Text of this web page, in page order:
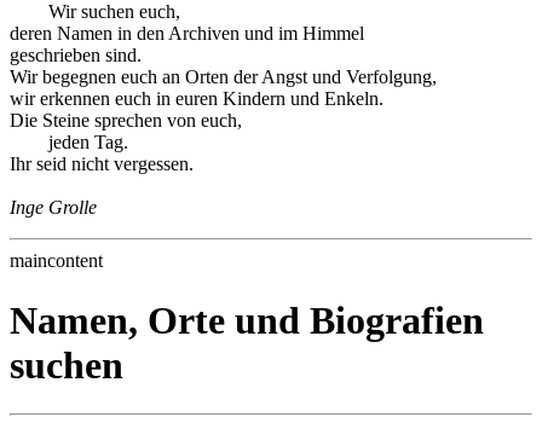
Wir suchen euch,
deren Namen in den Archiven und im Himmel
geschrieben sind.
Wir begegnen euch an Orten der Angst und Verfolgung,
wir erkennen euch in euren Kindern und Enkeln.
Die Steine sprechen von euch,
jeden Tag.
Ihr seid nicht vergessen.
Inge Grolle
maincontent
Namen, Orte und Biografien
suchen